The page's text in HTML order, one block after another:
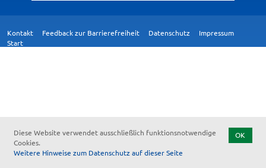
Kontakt Feedback zur Barrierefreiheit Datenschutz
Impressum
Start
OK
Diese Website verwendet ausschließlich funktionsnotwendige
Cookies.
Weitere Hinweise zum Datenschutz auf dieser Seite